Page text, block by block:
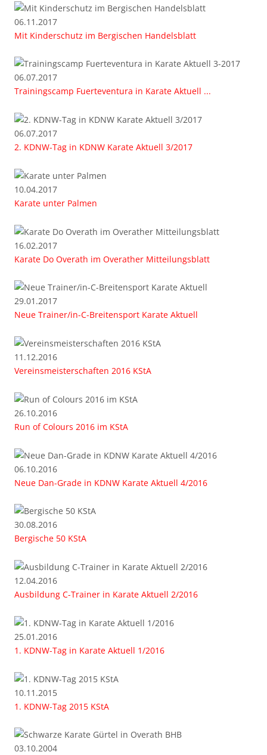
06.11.2017
Mit Kinderschutz im Bergischen Handelsblatt
06.07.2017
Trainingscamp Fuerteventura in Karate Aktuell ...
06.07.2017
2. KDNW-Tag in KDNW Karate Aktuell 3/2017
10.04.2017
Karate unter Palmen
16.02.2017
Karate Do Overath im Overather Mitteilungsblatt
29.01.2017
Neue Trainer/in-C-Breitensport Karate Aktuell
11.12.2016
Vereinsmeisterschaften 2016 KStA
26.10.2016
Run of Colours 2016 im KStA
06.10.2016
Neue Dan-Grade in KDNW Karate Aktuell 4/2016
30.08.2016
Bergische 50 KStA
12.04.2016
Ausbildung C-Trainer in Karate Aktuell 2/2016
25.01.2016
1. KDNW-Tag in Karate Aktuell 1/2016
10.11.2015
1. KDNW-Tag 2015 KStA
03.10.2004